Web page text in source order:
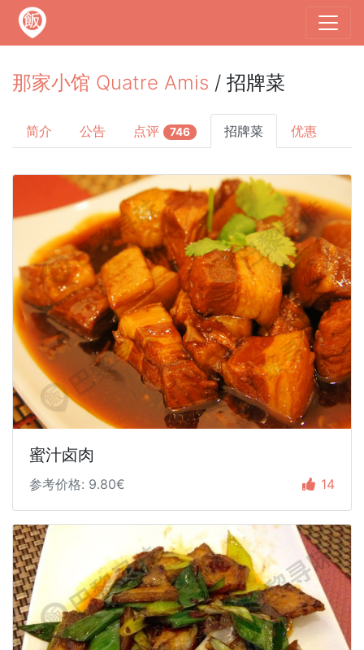
那家小馆 Quatre Amis / 招牌菜
简介 公告 点评 746 招牌菜 优惠
蜜汁卤肉
参考价格: 9.80€ 14